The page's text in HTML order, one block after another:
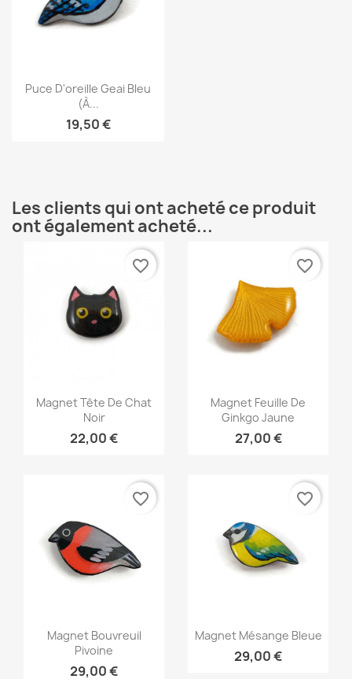
 Aperçu rapide
Puce D'oreille Geai Bleu
(à...
19,50 €
Les clients qui ont acheté ce produit
ont également acheté...
Aperçu rapide
Magnet Tête De Chat
Noir
22,00 €
favorite_border
Aperçu rapide
Magnet Feuille De
Ginkgo Jaune
27,00 €
favorite_border
Aperçu rapide
Magnet Bouvreuil
Pivoine
29,00 €
favorite_border
Aperçu rapide
Magnet Mésange Bleue
29,00 €
favorite_border